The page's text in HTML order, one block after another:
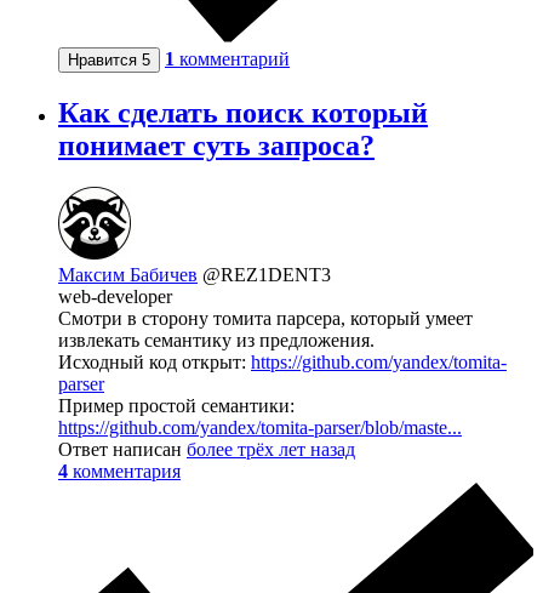
Нравится 5 1 комментарий
Как сделать поиск который
понимает суть запроса?
Максим Бабичев @REZ1DENT3
web-developer
Смотри в сторону томита парсера, который умеет
извлекать семантику из предложения.
Исходный код открыт: https://github.com/yandex/tomita-
parser
Пример простой семантики:
https://github.com/yandex/tomita-parser/blob/maste...
Ответ написан более трёх лет назад
4 комментария